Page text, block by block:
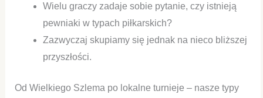
Wielu graczy zadaje sobie pytanie, czy istnieją
pewniaki w typach piłkarskich?
Zazwyczaj skupiamy się jednak na nieco bliższej
przyszłości.
Od Wielkiego Szlema po lokalne turnieje – nasze typy